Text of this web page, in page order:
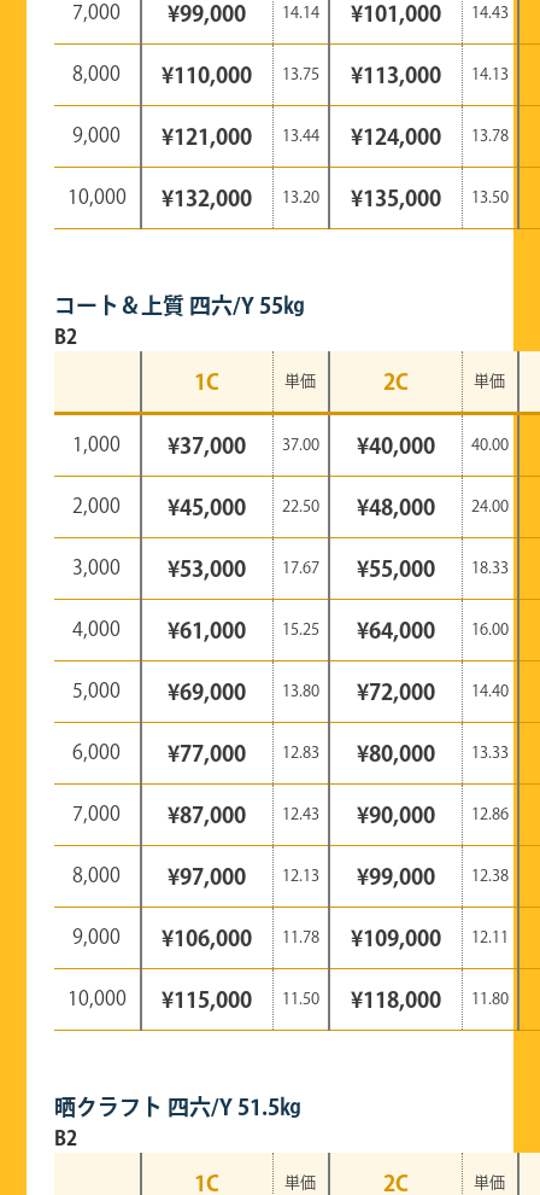
7,000 ¥99,000 14.14 ¥101,000 14.43
8,000 ¥110,000 13.75 ¥113,000 14.13
9,000 ¥121,000 13.44 ¥124,000 13.78
10,000 ¥132,000 13.20 ¥135,000 13.50
コート＆上質 四六/Y 55㎏
B2
1C 単価 2C 単価
1,000 ¥37,000 37.00 ¥40,000 40.00
2,000 ¥45,000 22.50 ¥48,000 24.00
3,000 ¥53,000 17.67 ¥55,000 18.33
4,000 ¥61,000 15.25 ¥64,000 16.00
5,000 ¥69,000 13.80 ¥72,000 14.40
6,000 ¥77,000 12.83 ¥80,000 13.33
7,000 ¥87,000 12.43 ¥90,000 12.86
8,000 ¥97,000 12.13 ¥99,000 12.38
9,000 ¥106,000 11.78 ¥109,000 12.11
10,000 ¥115,000 11.50 ¥118,000 11.80
晒クラフト 四六/Y 51.5㎏
B2
1C 単価 2C 単価